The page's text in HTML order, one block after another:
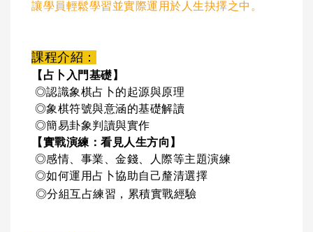
讓學員輕鬆學習並實際運用於人生抉擇之中。
課程介紹：
【占卜入門基礎】
◎認識象棋占卜的起源與原理
◎象棋符號與意涵的基礎解讀
◎簡易卦象判讀與實作
【實戰演練：看見人生方向】
◎感情、事業、金錢、人際等主題演練
◎如何運用占卜協助自己釐清選擇
◎分組互占練習，累積實戰經驗